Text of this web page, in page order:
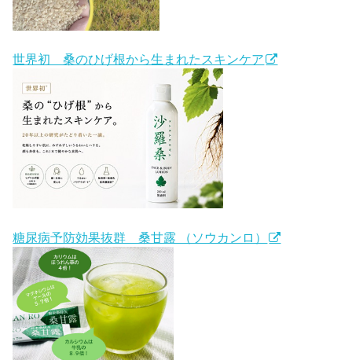
世界初 桑のひげ根から生まれたスキンケア
糖尿病予防効果抜群 桑甘露 （ソウカンロ）